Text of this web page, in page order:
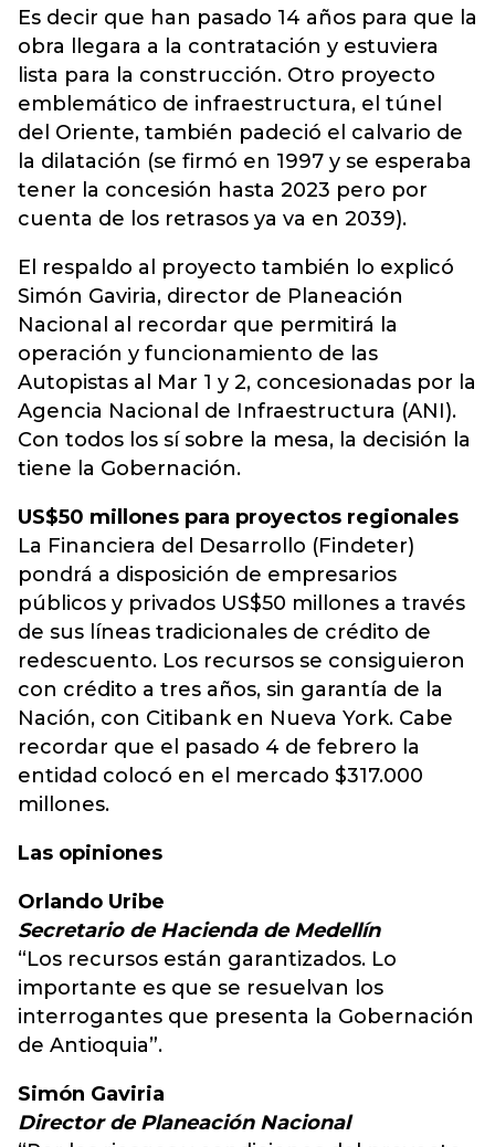
Es decir que han pasado 14 años para que la
obra llegara a la contratación y estuviera
lista para la construcción. Otro proyecto
emblemático de infraestructura, el túnel
del Oriente, también padeció el calvario de
la dilatación (se firmó en 1997 y se esperaba
tener la concesión hasta 2023 pero por
cuenta de los retrasos ya va en 2039).
El respaldo al proyecto también lo explicó
Simón Gaviria, director de Planeación
Nacional al recordar que permitirá la
operación y funcionamiento de las
Autopistas al Mar 1 y 2, concesionadas por la
Agencia Nacional de Infraestructura (ANI).
Con todos los sí sobre la mesa, la decisión la
tiene la Gobernación.
US$50 millones para proyectos regionales
La Financiera del Desarrollo (Findeter)
pondrá a disposición de empresarios
públicos y privados US$50 millones a través
de sus líneas tradicionales de crédito de
redescuento. Los recursos se consiguieron
con crédito a tres años, sin garantía de la
Nación, con Citibank en Nueva York. Cabe
recordar que el pasado 4 de febrero la
entidad colocó en el mercado $317.000
millones.
Las opiniones
Orlando Uribe
Secretario de Hacienda de Medellín
“Los recursos están garantizados. Lo
importante es que se resuelvan los
interrogantes que presenta la Gobernación
de Antioquia”.
Simón Gaviria
Director de Planeación Nacional